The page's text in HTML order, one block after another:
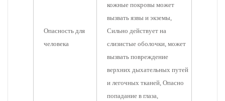
Опасность для
человека
кожные покровы может
вызвать язвы и экземы,
Сильно действует на
слизистые оболочки, может
вызвать повреждение
верхних дыхательных путей
и легочных тканей, Опасно
попадание в глаза,